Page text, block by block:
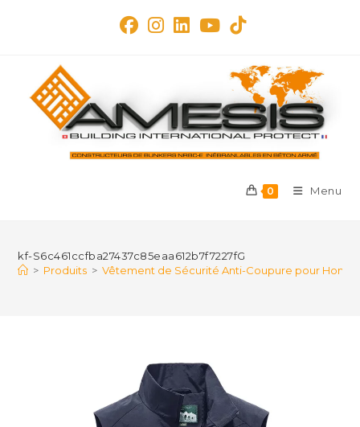
0 Menu
kf-S6c461ccfba27437c85eaa612b7f7227fG
> Produits > Vêtement de Sécurité Anti-Coupure pour